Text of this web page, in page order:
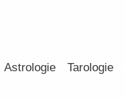
Astrologie Tarologie